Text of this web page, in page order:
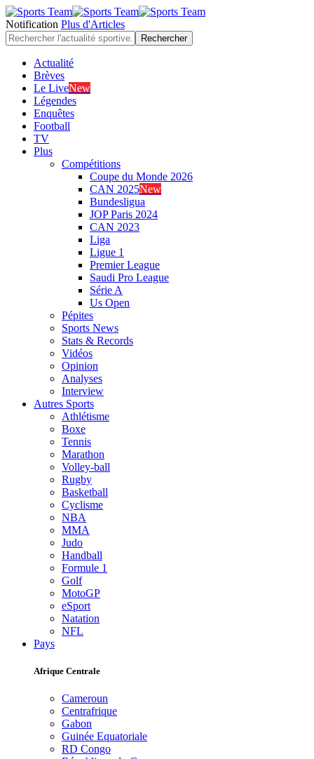
Notification Plus d'Articles
Actualité
Brèves
Le LiveNew
Légendes
Enquêtes
Football
TV
Plus
Compétitions
Coupe du Monde 2026
CAN 2025New
Bundesligua
JOP Paris 2024
CAN 2023
Liga
Ligue 1
Premier League
Saudi Pro League
Série A
Us Open
Pépites
Sports News
Stats & Records
Vidéos
Opinion
Analyses
Interview
Autres Sports
Athlétisme
Boxe
Tennis
Marathon
Volley-ball
Rugby
Basketball
Cyclisme
NBA
MMA
Judo
Handball
Formule 1
Golf
MotoGP
eSport
Natation
NFL
Pays
Afrique Centrale
Cameroun
Centrafrique
Gabon
Guinée Equatoriale
RD Congo